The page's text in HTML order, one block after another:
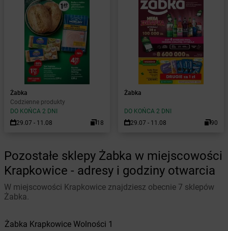
Żabka
Codzienne produkty
DO KOŃCA 2 DNI
29.07 - 11.08
18
Żabka
DO KOŃCA 2 DNI
29.07 - 11.08
90
Pozostałe sklepy Żabka w miejscowości
Krapkowice - adresy i godziny otwarcia
W miejscowości Krapkowice znajdziesz obecnie 7 sklepów
Żabka.
Żabka Krapkowice Wolności 1